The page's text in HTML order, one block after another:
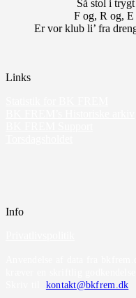
Så stol i
F og, R og,
Er vor klub li’ fra
Links
Info
kontakt@bkfrem.dk